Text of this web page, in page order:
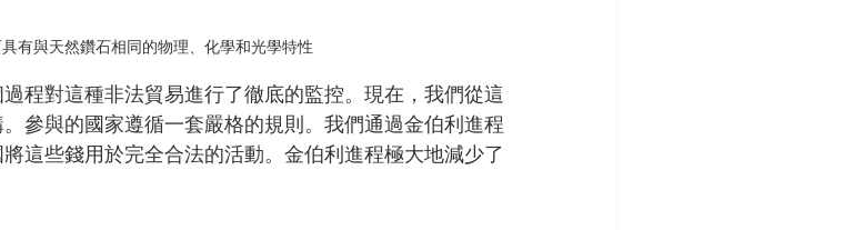
有與天然鑽石相同的物理、化學和光學特性
程對這種非法貿易進行了徹底的監控。現在，我們從這
參與的國家遵循一套嚴格的規則。我們通過金伯利進程
這些錢用於完全合法的活動。金伯利進程極大地減少了